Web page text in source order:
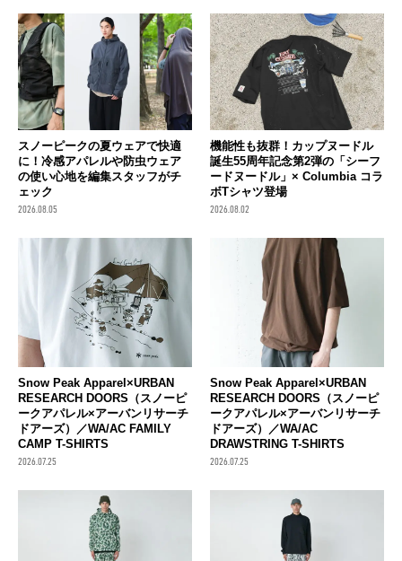
スノーピークの夏ウェアで快適
に！冷感アパレルや防虫ウェア
の使い心地を編集スタッフがチ
ェック
2026.08.05
機能性も抜群！カップヌードル
誕生55周年記念第2弾の「シーフ
ードヌードル」× Columbia コラ
ボTシャツ登場
2026.08.02
Snow Peak Apparel×URBAN
RESEARCH DOORS（スノーピ
ークアパレル×アーバンリサーチ
ドアーズ）／WA/AC FAMILY
CAMP T-SHIRTS
2026.07.25
Snow Peak Apparel×URBAN
RESEARCH DOORS（スノーピ
ークアパレル×アーバンリサーチ
ドアーズ）／WA/AC
DRAWSTRING T-SHIRTS
2026.07.25